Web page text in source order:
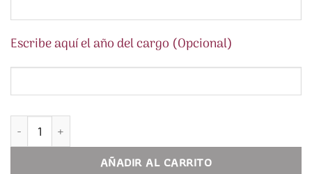
Escribe aquí el año del cargo (Opcional)
Joyero para Fallera Mayor PERSONALIZADO. Colecciones
AÑADIR AL CARRITO